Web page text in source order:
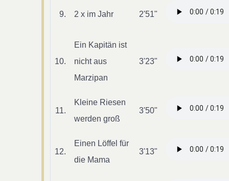
9. 2 x im Jahr 2'51"
10.
Ein Kapitän ist
nicht aus
Marzipan
3'23"
11.
Kleine Riesen
werden groß
3'50"
12.
Einen Löffel für
die Mama
3'13"